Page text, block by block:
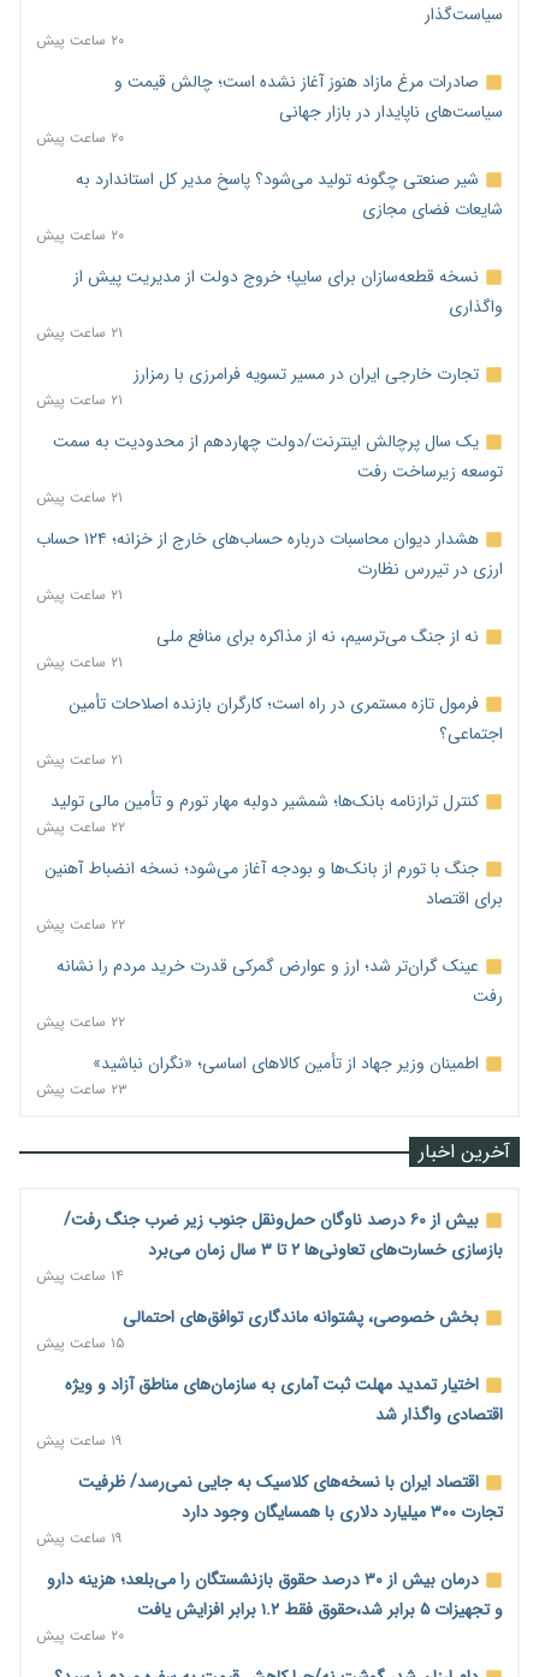
سیاست‌گذار
۲۰ ساعت پیش
صادرات مرغ مازاد هنوز آغاز نشده است؛ چالش قیمت و
سیاست‌های ناپایدار در بازار جهانی
۲۰ ساعت پیش
شیر صنعتی چگونه تولید می‌شود؟ پاسخ مدیر کل استاندارد به
شایعات فضای مجازی
۲۰ ساعت پیش
نسخه قطعه‌سازان برای سایپا؛ خروج دولت از مدیریت پیش از
واگذاری
۲۱ ساعت پیش
تجارت خارجی ایران در مسیر تسویه فرامرزی با رمزارز
۲۱ ساعت پیش
یک سال پرچالش اینترنت/دولت چهاردهم از محدودیت به سمت
توسعه زیرساخت رفت
۲۱ ساعت پیش
هشدار دیوان محاسبات درباره حساب‌های خارج از خزانه؛ ۱۲۴ حساب
ارزی در تیررس نظارت
۲۱ ساعت پیش
نه از جنگ می‌ترسیم، نه از مذاکره برای منافع ملی
۲۱ ساعت پیش
فرمول تازه مستمری در راه است؛ کارگران بازنده اصلاحات تأمین
اجتماعی؟
۲۱ ساعت پیش
کنترل ترازنامه بانک‌ها؛ شمشیر دولبه مهار تورم و تأمین مالی تولید
۲۲ ساعت پیش
جنگ با تورم از بانک‌ها و بودجه آغاز می‌شود؛ نسخه انضباط آهنین
برای اقتصاد
۲۲ ساعت پیش
عینک گران‌تر شد؛ ارز و عوارض گمرکی قدرت خرید مردم را نشانه
رفت
۲۲ ساعت پیش
اطمینان وزیر جهاد از تأمین کالاهای اساسی؛ «نگران نباشید»
۲۳ ساعت پیش
آخرین اخبار
بیش از ۶۰ درصد ناوگان حمل‌ونقل جنوب زیر ضرب جنگ رفت/
بازسازی خسارت‌های تعاونی‌ها ۲ تا ۳ سال زمان می‌برد
۱۴ ساعت پیش
بخش خصوصی، پشتوانه ماندگاری توافق‌های احتمالی
۱۵ ساعت پیش
اختیار تمدید مهلت ثبت آماری به سازمان‌های مناطق آزاد و ویژه
اقتصادی واگذار شد
۱۹ ساعت پیش
اقتصاد ایران با نسخه‌های کلاسیک به جایی نمی‌رسد/ ظرفیت
تجارت ۳۰۰ میلیارد دلاری با همسایگان وجود دارد
۱۹ ساعت پیش
درمان بیش از ۳۰ درصد حقوق بازنشستگان را می‌بلعد؛ هزینه دارو
و تجهیزات ۵ برابر شد،حقوق فقط ۱.۲ برابر افزایش یافت
۲۰ ساعت پیش